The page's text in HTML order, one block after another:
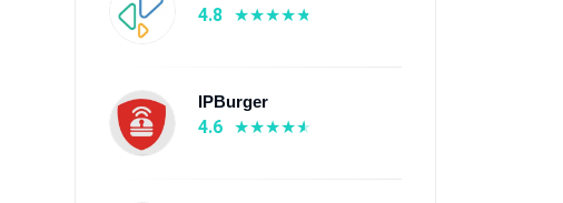
4.8
IPBurger
4.6